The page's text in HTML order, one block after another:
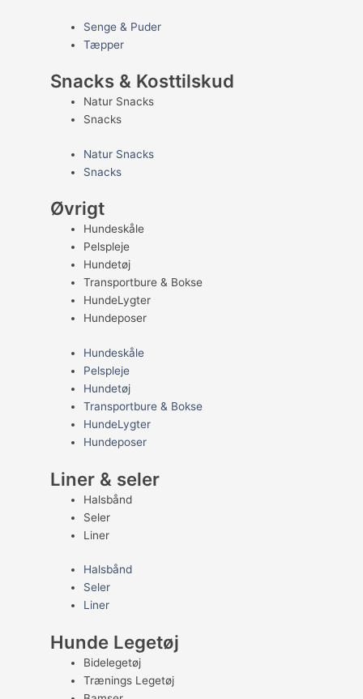
Senge & Puder
Tæpper
Snacks & Kosttilskud
Natur Snacks
Snacks
Natur Snacks
Snacks
Øvrigt
Hundeskåle
Pelspleje
Hundetøj
Transportbure & Bokse
HundeLygter
Hundeposer
Hundeskåle
Pelspleje
Hundetøj
Transportbure & Bokse
HundeLygter
Hundeposer
Liner & seler
Halsbånd
Seler
Liner
Halsbånd
Seler
Liner
Hunde Legetøj
Bidelegetøj
Trænings Legetøj